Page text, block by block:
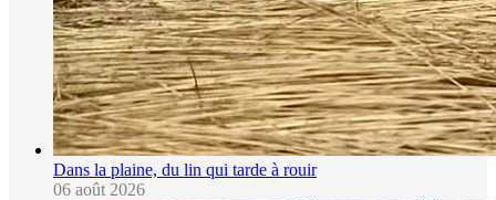
Dans la plaine, du lin qui tarde à rouir
06 août 2026